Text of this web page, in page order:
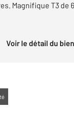
Magnifique T3 de
Voir le détail du bien